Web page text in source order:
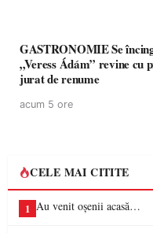
GASTRONOMIE Se încing ceaunele la Satu Mare! Concursul
„Veress Ádám” revine cu
jurat de renume
acum 5 ore
CELE MAI CITITE
1 Au venit oșenii acasă…